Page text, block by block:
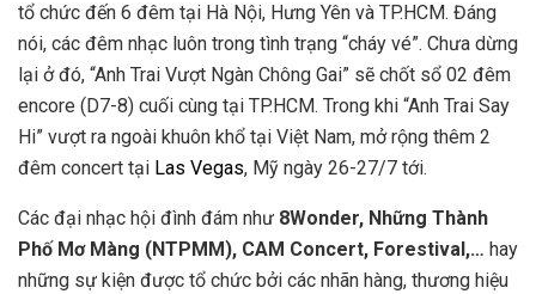
tổ chức đến 6 đêm tại Hà Nội, Hưng Yên và TP.HCM. Đáng
nói, các đêm nhạc luôn trong tình trạng “cháy vé”. Chưa dừng
lại ở đó, “Anh Trai Vượt Ngàn Chông Gai” sẽ chốt sổ 02 đêm
encore (D7-8) cuối cùng tại TP.HCM. Trong khi “Anh Trai Say
Hi” vượt ra ngoài khuôn khổ tại Việt Nam, mở rộng thêm 2
đêm concert tại Las Vegas, Mỹ ngày 26-27/7 tới.
Các đại nhạc hội đình đám như 8Wonder, Những Thành
Phố Mơ Màng (NTPMM), CAM Concert, Forestival,… hay
những sự kiện được tổ chức bởi các nhãn hàng, thương hiệu